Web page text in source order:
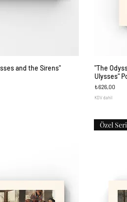
and the Sirens"
"The
Ulysses"
Fiyat
₺626,00
KDV dahil
Özel Seri